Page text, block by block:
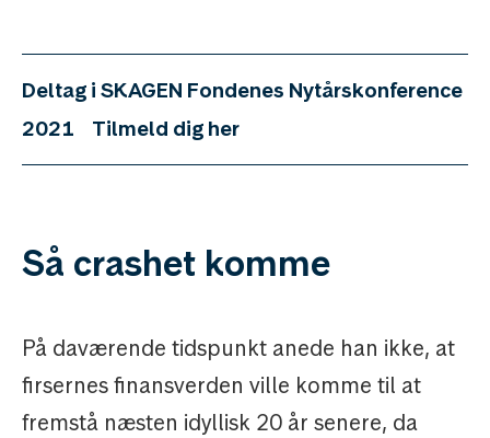
Deltag i SKAGEN Fondenes Nytårskonference
2021
Tilmeld dig her
Så crashet komme
På daværende tidspunkt anede han ikke, at
firsernes finansverden ville komme til at
fremstå næsten idyllisk 20 år senere, da